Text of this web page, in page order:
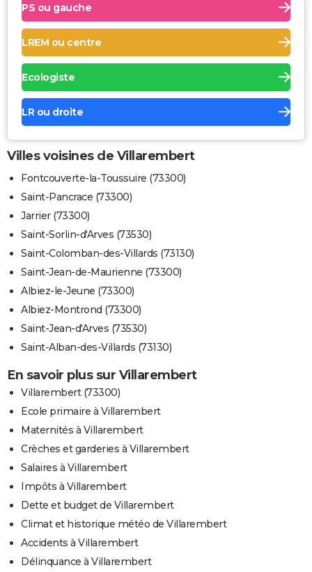
PS ou gauche
LREM ou centre
Ecologiste
LR ou droite
Villes voisines de Villarembert
Fontcouverte-la-Toussuire (73300)
Saint-Pancrace (73300)
Jarrier (73300)
Saint-Sorlin-d'Arves (73530)
Saint-Colomban-des-Villards (73130)
Saint-Jean-de-Maurienne (73300)
Albiez-le-Jeune (73300)
Albiez-Montrond (73300)
Saint-Jean-d'Arves (73530)
Saint-Alban-des-Villards (73130)
En savoir plus sur Villarembert
Villarembert (73300)
Ecole primaire à Villarembert
Maternités à Villarembert
Crèches et garderies à Villarembert
Salaires à Villarembert
Impôts à Villarembert
Dette et budget de Villarembert
Climat et historique météo de Villarembert
Accidents à Villarembert
Délinquance à Villarembert